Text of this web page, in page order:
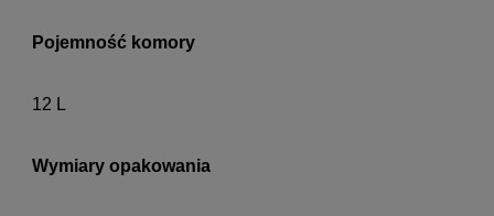
Pojemność komory
12 L
Wymiary opakowania